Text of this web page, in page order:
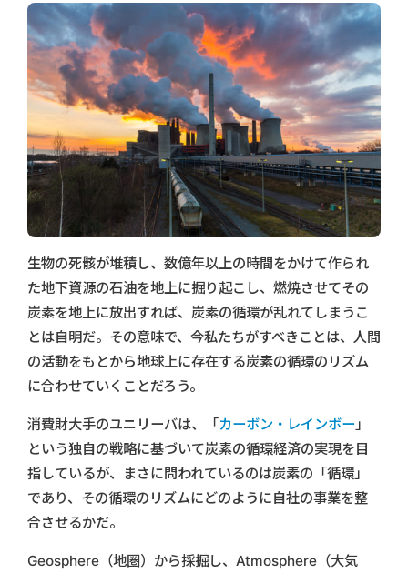
生物の死骸が堆積し、数億年以上の時間をかけて作られ
た地下資源の石油を地上に掘り起こし、燃焼させてその
炭素を地上に放出すれば、炭素の循環が乱れてしまうこ
とは自明だ。その意味で、今私たちがすべきことは、人間
の活動をもとから地球上に存在する炭素の循環のリズム
に合わせていくことだろう。
消費財大手のユニリーバは、「カーボン・レインボー」
という独自の戦略に基づいて炭素の循環経済の実現を目
指しているが、まさに問われているのは炭素の「循環」
であり、その循環のリズムにどのように自社の事業を整
合させるかだ。
Geosphere（地圏）から採掘し、Atmosphere（大気